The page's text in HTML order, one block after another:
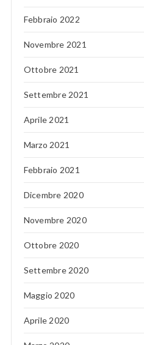
Febbraio 2022
Novembre 2021
Ottobre 2021
Settembre 2021
Aprile 2021
Marzo 2021
Febbraio 2021
Dicembre 2020
Novembre 2020
Ottobre 2020
Settembre 2020
Maggio 2020
Aprile 2020